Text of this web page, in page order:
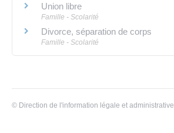
Union libre
Famille - Scolarité
Divorce, séparation de corps
Famille - Scolarité
© Direction de l'information légale et administrative